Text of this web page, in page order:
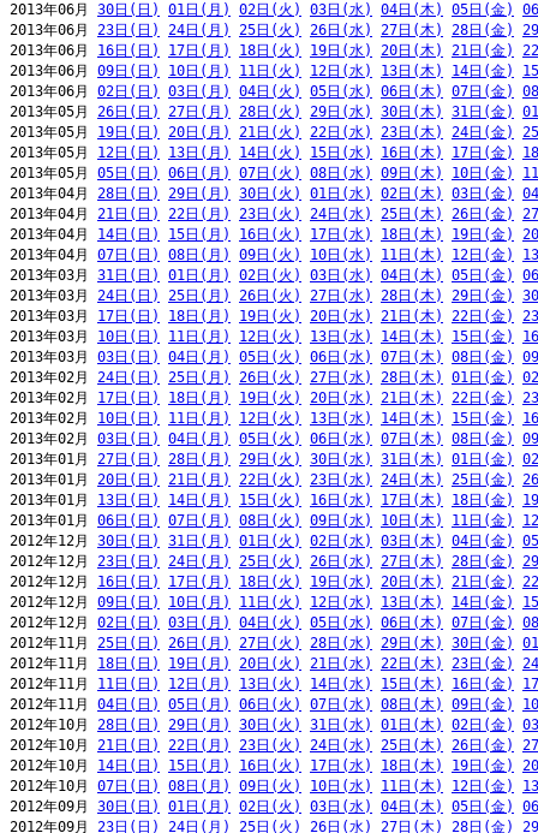
2013年06月 30日(日) 01日(月) 02日(火) 03日(水) 04日(木) 05日(金)
2013年06月 23日(日) 24日(月) 25日(火) 26日(水) 27日(木) 28日(金)
2013年06月 16日(日) 17日(月) 18日(火) 19日(水) 20日(木) 21日(金)
2013年06月 09日(日) 10日(月) 11日(火) 12日(水) 13日(木) 14日(金)
2013年06月 02日(日) 03日(月) 04日(火) 05日(水) 06日(木) 07日(金)
2013年05月 26日(日) 27日(月) 28日(火) 29日(水) 30日(木) 31日(金)
2013年05月 19日(日) 20日(月) 21日(火) 22日(水) 23日(木) 24日(金)
2013年05月 12日(日) 13日(月) 14日(火) 15日(水) 16日(木) 17日(金)
2013年05月 05日(日) 06日(月) 07日(火) 08日(水) 09日(木) 10日(金)
2013年04月 28日(日) 29日(月) 30日(火) 01日(水) 02日(木) 03日(金)
2013年04月 21日(日) 22日(月) 23日(火) 24日(水) 25日(木) 26日(金)
2013年04月 14日(日) 15日(月) 16日(火) 17日(水) 18日(木) 19日(金)
2013年04月 07日(日) 08日(月) 09日(火) 10日(水) 11日(木) 12日(金)
2013年03月 31日(日) 01日(月) 02日(火) 03日(水) 04日(木) 05日(金)
2013年03月 24日(日) 25日(月) 26日(火) 27日(水) 28日(木) 29日(金)
2013年03月 17日(日) 18日(月) 19日(火) 20日(水) 21日(木) 22日(金)
2013年03月 10日(日) 11日(月) 12日(火) 13日(水) 14日(木) 15日(金)
2013年03月 03日(日) 04日(月) 05日(火) 06日(水) 07日(木) 08日(金)
2013年02月 24日(日) 25日(月) 26日(火) 27日(水) 28日(木) 01日(金)
2013年02月 17日(日) 18日(月) 19日(火) 20日(水) 21日(木) 22日(金)
2013年02月 10日(日) 11日(月) 12日(火) 13日(水) 14日(木) 15日(金)
2013年02月 03日(日) 04日(月) 05日(火) 06日(水) 07日(木) 08日(金)
2013年01月 27日(日) 28日(月) 29日(火) 30日(水) 31日(木) 01日(金)
2013年01月 20日(日) 21日(月) 22日(火) 23日(水) 24日(木) 25日(金)
2013年01月 13日(日) 14日(月) 15日(火) 16日(水) 17日(木) 18日(金)
2013年01月 06日(日) 07日(月) 08日(火) 09日(水) 10日(木) 11日(金)
2012年12月 30日(日) 31日(月) 01日(火) 02日(水) 03日(木) 04日(金)
2012年12月 23日(日) 24日(月) 25日(火) 26日(水) 27日(木) 28日(金)
2012年12月 16日(日) 17日(月) 18日(火) 19日(水) 20日(木) 21日(金)
2012年12月 09日(日) 10日(月) 11日(火) 12日(水) 13日(木) 14日(金)
2012年12月 02日(日) 03日(月) 04日(火) 05日(水) 06日(木) 07日(金)
2012年11月 25日(日) 26日(月) 27日(火) 28日(水) 29日(木) 30日(金)
2012年11月 18日(日) 19日(月) 20日(火) 21日(水) 22日(木) 23日(金)
2012年11月 11日(日) 12日(月) 13日(火) 14日(水) 15日(木) 16日(金)
2012年11月 04日(日) 05日(月) 06日(火) 07日(水) 08日(木) 09日(金)
2012年10月 28日(日) 29日(月) 30日(火) 31日(水) 01日(木) 02日(金)
2012年10月 21日(日) 22日(月) 23日(火) 24日(水) 25日(木) 26日(金)
2012年10月 14日(日) 15日(月) 16日(火) 17日(水) 18日(木) 19日(金)
2012年10月 07日(日) 08日(月) 09日(火) 10日(水) 11日(木) 12日(金)
2012年09月 30日(日) 01日(月) 02日(火) 03日(水) 04日(木) 05日(金)
2012年09月 23日(日) 24日(月) 25日(火) 26日(水) 27日(木) 28日(金)